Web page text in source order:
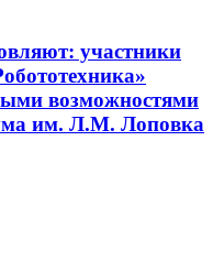
участники
возможностями
им. Л.М. Лоповка